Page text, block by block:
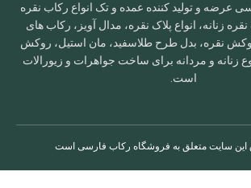
عرضه و تولید کننده عمده و تک انواع رکاب نقره
زنانه، انواع پلاک نقره، مدال آویز، رکاب های
نقره، بدل طرح طلاسفید، مان استیل، روکش
زنانه و مردانه برای ساخت جواهرات و زیورالات
است.
سایت متعلق به فروشگاه رکاب فارسی است